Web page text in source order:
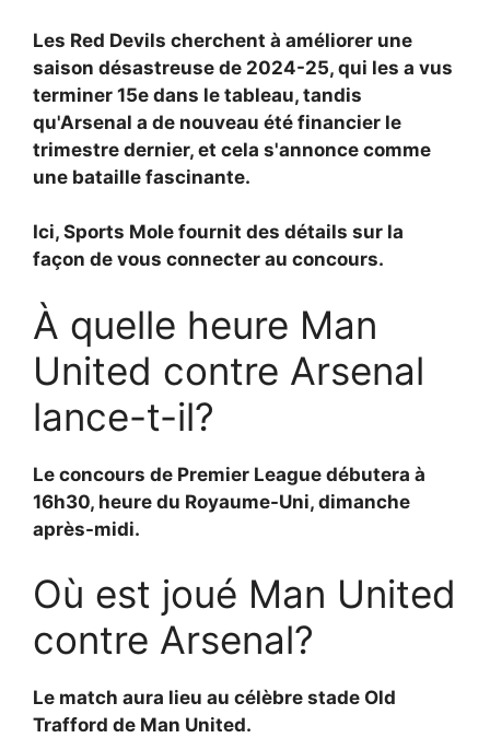
Les Red Devils cherchent à améliorer une
saison désastreuse de 2024-25, qui les a vus
terminer 15e dans le tableau, tandis
qu'Arsenal a de nouveau été financier le
trimestre dernier, et cela s'annonce comme
une bataille fascinante.
Ici, Sports Mole fournit des détails sur la
façon de vous connecter au concours.
À quelle heure Man
United contre Arsenal
lance-t-il?
Le concours de Premier League débutera à
16h30, heure du Royaume-Uni, dimanche
après-midi.
Où est joué Man United
contre Arsenal?
Le match aura lieu au célèbre stade Old
Trafford de Man United.